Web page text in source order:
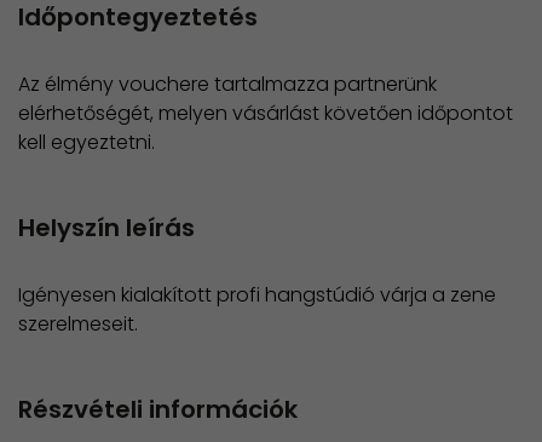
Időpontegyeztetés
Az élmény vouchere tartalmazza partnerünk
elérhetőségét, melyen vásárlást követően időpontot
kell egyeztetni.
Helyszín leírás
Igényesen kialakított profi hangstúdió várja a zene
szerelmeseit.
Részvételi információk